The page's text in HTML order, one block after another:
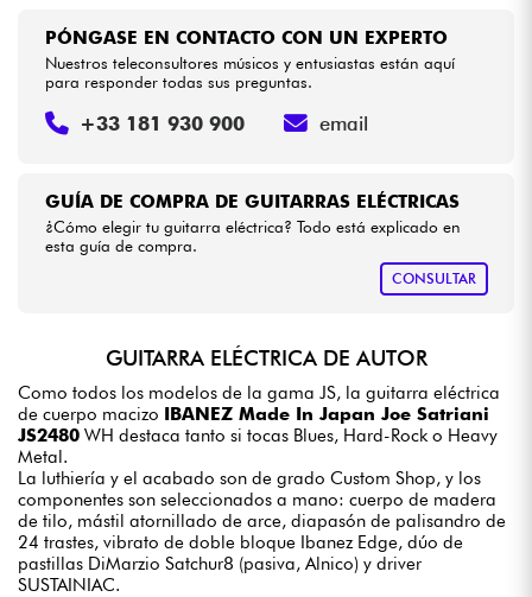
GUÍA DE COMPRA DE GUITARRAS ELÉCTRICAS
¿Cómo elegir tu guitarra eléctrica? Todo está explicado en
esta guía de compra.
CONSULTAR
PÓNGASE EN CONTACTO CON UN EXPERTO
Nuestros teleconsultores músicos y entusiastas están aquí
para responder todas sus preguntas.
+33 181 930 900 email
GUITARRA ELÉCTRICA DE AUTOR
Como todos los modelos de la gama JS, la guitarra eléctrica
de cuerpo macizo IBANEZ Made In Japan Joe Satriani
JS2480 WH destaca tanto si tocas Blues, Hard-Rock o Heavy
Metal.
La luthiería y el acabado son de grado Custom Shop, y los
componentes son seleccionados a mano: cuerpo de madera
de tilo, mástil atornillado de arce, diapasón de palisandro de
24 trastes, vibrato de doble bloque Ibanez Edge, dúo de
pastillas DiMarzio Satchur8 (pasiva, Alnico) y driver
SUSTAINIAC.